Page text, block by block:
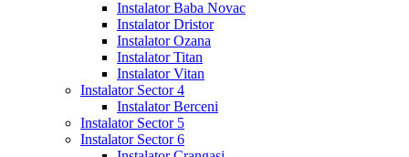
Instalator Baba Novac
Instalator Dristor
Instalator Ozana
Instalator Titan
Instalator Vitan
Instalator Sector 4
Instalator Berceni
Instalator Sector 5
Instalator Sector 6